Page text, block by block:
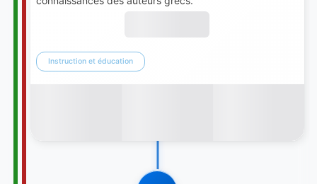
Instruction et éducation